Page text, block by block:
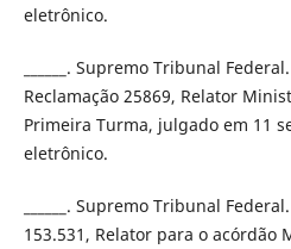
eletrônico.
______. Supremo Tribunal
Reclamação 25869, Relator
Primeira Turma, julgado em 11
eletrônico.
______. Supremo Tribunal
153.531, Relator para o acórdão